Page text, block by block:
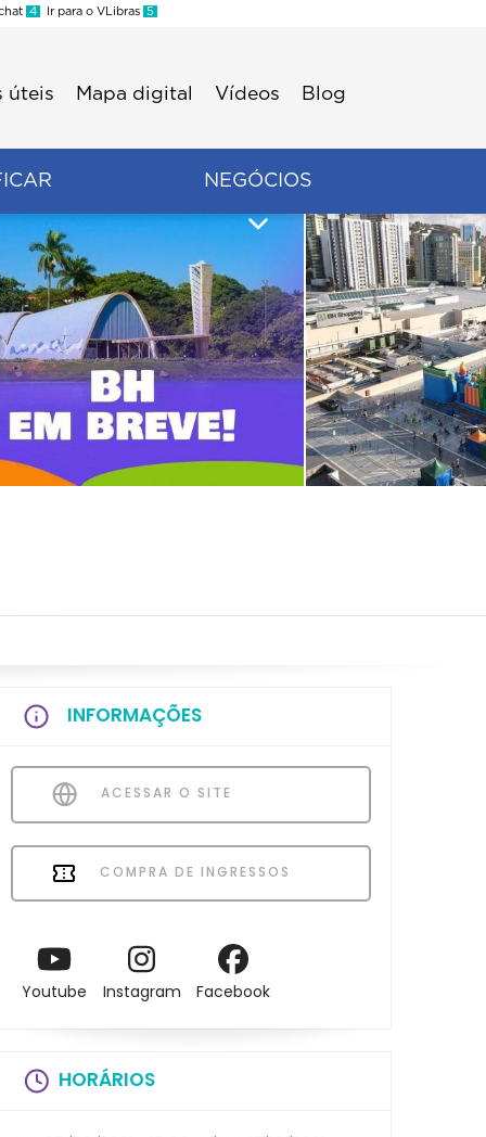
4 Ir para o VLibras 5
úteis Mapa digital Vídeos Blog
NEGÓCIOS
INFORMAÇÕES
ACESSAR O SITE
COMPRA DE INGRESSOS
Youtube Instagram Facebook
HORÁRIOS